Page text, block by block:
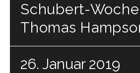
Schubert-
Thomas
26. Januar 2019